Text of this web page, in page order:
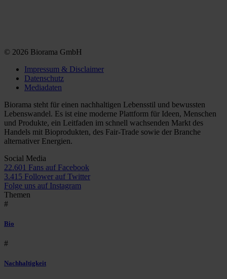
© 2026 Biorama GmbH
Impressum & Disclaimer
Datenschutz
Mediadaten
Biorama steht für einen nachhaltigen Lebensstil und bewussten
Lebenswandel. Es ist eine moderne Plattform für Ideen, Menschen
und Produkte, ein Leitfaden im schnell wachsenden Markt des
Handels mit Bioprodukten, des Fair-Trade sowie der Branche
alternativer Energien.
Social Media
22.601 Fans auf Facebook
3.415 Follower auf Twitter
Folge uns auf Instagram
Themen
#
Bio
#
Nachhaltigkeit